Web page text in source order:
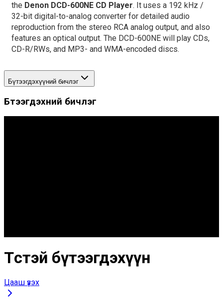
the Denon DCD-600NE CD Player. It uses a 192 kHz /
32-bit digital-to-analog converter for detailed audio
reproduction from the stereo RCA analog output, and also
features an optical output. The DCD-600NE will play CDs,
CD-R/RWs, and MP3- and WMA-encoded discs.
Бүтээгдэхүүний бичлэг
Бүтээгдэхүүний бичлэг
Төстэй бүтээгдэхүүн
Цааш үзэх